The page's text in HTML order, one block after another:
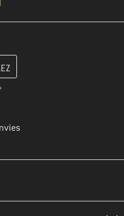
votre compte client à la